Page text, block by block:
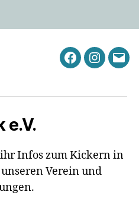
Facebook
e.V.
Infos zum Kickern in
Verein und